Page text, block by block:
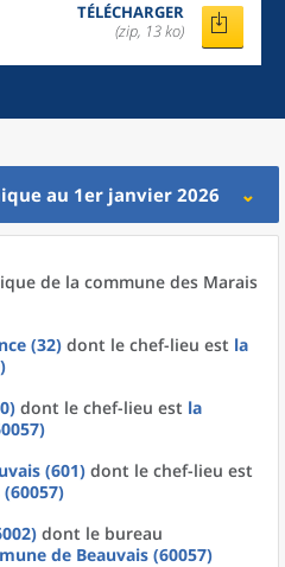
TÉLÉCHARGER
(zip, 13 ko)
au 1er janvier 2026
de la commune des Marais
(32) dont le chef-lieu est la
dont le chef-lieu est la
(601) dont le chef-lieu est
dont le bureau
de Beauvais (60057)